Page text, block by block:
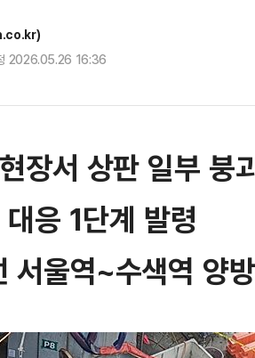
2026.05.26 16:36
장서 상판 일부 붕
응 1단계 발령
서울역~수색역 양